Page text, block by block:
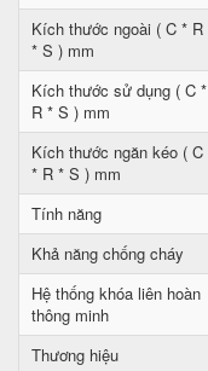
Kích thước ngoài ( C * R
* S ) mm
Kích thước sử dụng ( C *
R * S ) mm
Kích thước ngăn kéo ( C
* R * S ) mm
Tính năng
Khả năng chống cháy
Hệ thống khóa liên hoàn
thông minh
Thương hiệu